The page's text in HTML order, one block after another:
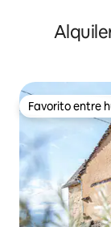
Favorito entre
Favorito entre